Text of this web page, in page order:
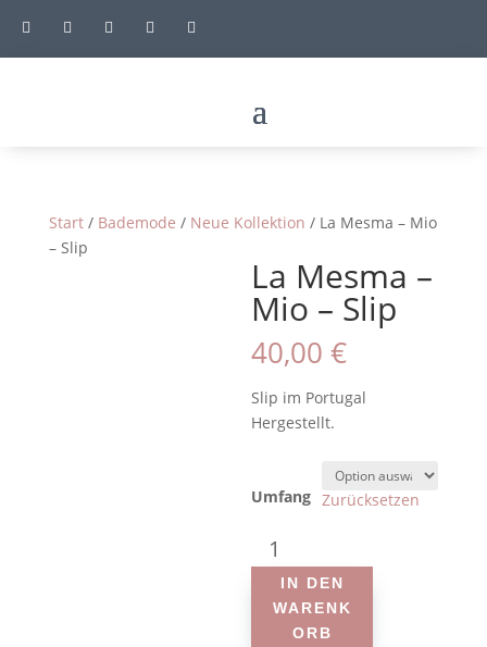
    
Start/ Bademode / Neue Kollektion / La Mesma – Mio
– Slip
La Mesma –
Mio – Slip
40,00€
Slip im Portugal
Hergestellt.
Umfang Zurücksetzen
Mesma
Mio
IN DEN
WARENK
ORB